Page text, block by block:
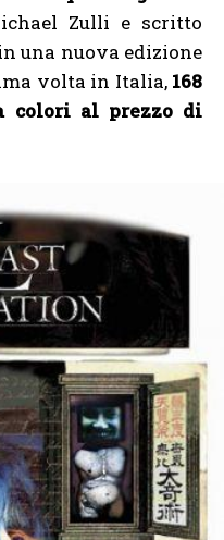
Zulli e scritto
una nuova edizione
volta in Italia, 168
colori al prezzo di